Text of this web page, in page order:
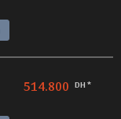
514.800 DH *